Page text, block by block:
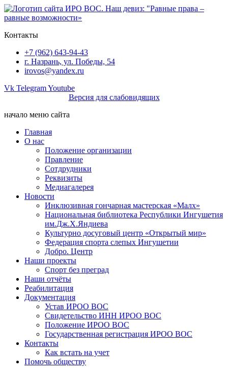
Перейти
к
Контакты
+7 (962) 643-94-43
г. Назрань, ул. Победы, 54
irovos@yandex.ru
Vk TelegramYoutube
Версия для слабовидящих
начало меню сайта
Главная
О нас
Положение организации
Правление
Сотдрудники
Реквизиты
Медиагалерея
Новости
Инклюзивная гончарная мастерская «Малх»
Национальная библиотека Республики Ингушетия
им.Дж.Х.Яндиева
Культурно досуговый центр «Открытый мир»
Федерация спорта слепых Ингушетии
Добро. Центр
Наши проекты
Спорт без преград
Наши отчёты
Реабилитация
Документация
Устав ИРОО ВОС
Свидетельство ИНН ИРОО ВОС
Положение ИРОО ВОС
Государственная регистрация ИРОО ВОС
Контакты
Как встать на учет
Помочь обществу